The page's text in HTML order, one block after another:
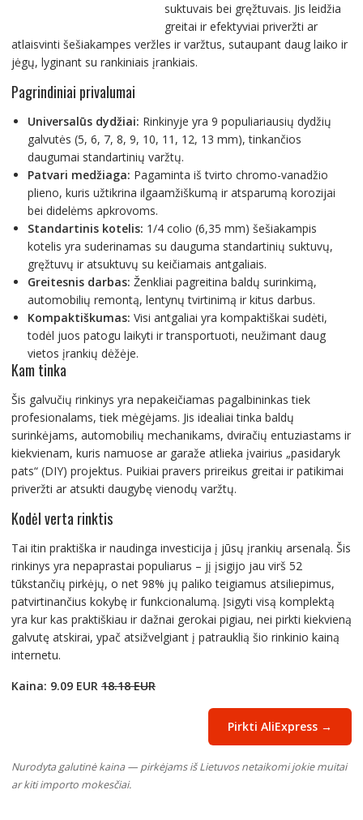
suktuvais bei gręžtuvais. Jis leidžia
greitai ir efektyviai priveržti ar
atlaisvinti šešiakampes veržles ir varžtus, sutaupant daug laiko ir
jėgų, lyginant su rankiniais įrankiais.
Pagrindiniai privalumai
Universalūs dydžiai: Rinkinyje yra 9 populiariausių dydžių
galvutės (5, 6, 7, 8, 9, 10, 11, 12, 13 mm), tinkančios
daugumai standartinių varžtų.
Patvari medžiaga: Pagaminta iš tvirto chromo-vanadžio
plieno, kuris užtikrina ilgaamžiškumą ir atsparumą korozijai
bei didelėms apkrovoms.
Standartinis kotelis: 1/4 colio (6,35 mm) šešiakampis
kotelis yra suderinamas su dauguma standartinių suktuvų,
gręžtuvų ir atsuktuvų su keičiamais antgaliais.
Greitesnis darbas: Ženkliai pagreitina baldų surinkimą,
automobilių remontą, lentynų tvirtinimą ir kitus darbus.
Kompaktiškumas: Visi antgaliai yra kompaktiškai sudėti,
todėl juos patogu laikyti ir transportuoti, neužimant daug
vietos įrankių dėžėje.
Kam tinka
Šis galvučių rinkinys yra nepakeičiamas pagalbininkas tiek
profesionalams, tiek mėgėjams. Jis idealiai tinka baldų
surinkėjams, automobilių mechanikams, dviračių entuziastams ir
kiekvienam, kuris namuose ar garaže atlieka įvairius „pasidaryk
pats“ (DIY) projektus. Puikiai pravers prireikus greitai ir patikimai
priveržti ar atsukti daugybę vienodų varžtų.
Kodėl verta rinktis
Tai itin praktiška ir naudinga investicija į jūsų įrankių arsenalą. Šis
rinkinys yra nepaprastai populiarus – jį įsigijo jau virš 52
tūkstančių pirkėjų, o net 98% jų paliko teigiamus atsiliepimus,
patvirtinančius kokybę ir funkcionalumą. Įsigyti visą komplektą
yra kur kas praktiškiau ir dažnai gerokai pigiau, nei pirkti kiekvieną
galvutę atskirai, ypač atsižvelgiant į patrauklią šio rinkinio kainą
internetu.
Kaina: 9.09 EUR 18.18 EUR
Pirkti AliExpress →
Nurodyta galutinė kaina — pirkėjams iš Lietuvos netaikomi jokie muitai
ar kiti importo mokesčiai.